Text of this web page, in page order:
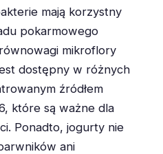
mają korzystny
pokarmowego
mikroflory
dostępny w różnych
źródłem
które są ważne dla
Ponadto, jogurty nie
ani